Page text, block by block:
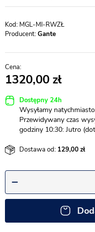
MGL-MI-RWZŁ
Producent:Gante
1320,00
Dostępny 24h
Wysyłamy
Przewidywany czas
godziny 10:30: Jutro
Dostawa od: 129,00